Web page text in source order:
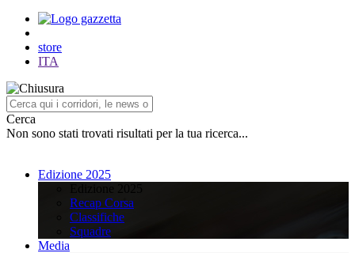
store
ITA
Cerca
Non sono stati trovati risultati per la tua ricerca...
Edizione 2025
Recap Corsa
Classifiche
Squadre
Media